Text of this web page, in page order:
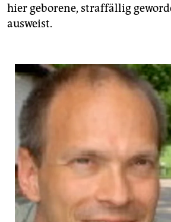
hier geborene, straffällig
ausweist.